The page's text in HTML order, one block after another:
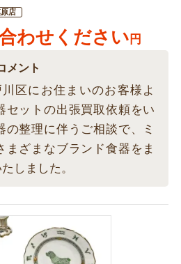
店
わせください 円
メント
区にお住まいのお客様よ
セットの出張買取依頼をい
の整理に伴うご相談で、ミ
まざまなブランド食器をま
しました。